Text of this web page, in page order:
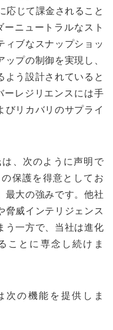
応じて課金されること
ーニュートラルなスト
ィブなスナップショッ
ップの制御を実現し、
よう設計されていると
ーレジリエンスには手
びリカバリのサプライ
は、次のように声明で
保護を得意としてお
最大の強みです。他社
脅威インテリジェンス
う一方で、当社は進化
ことに専念し続けま
次の機能を提供しま